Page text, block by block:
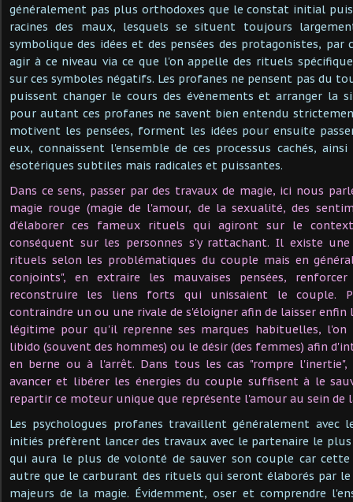
généralement pas plus orthodoxes que le constat initial
racines des maux, lesquels se situent toujours
symbolique des idées et des pensées des protagonistes,
agir à ce niveau via ce que l'on appelle des rituels
sur ces symboles négatifs. Les profanes ne pensent pas du
puissent changer le cours des évènements et arranger la
pour autant ces profanes ne savent bien entendu
motivent les pensées, forment les idées pour ensuite
eux, connaissent l'ensemble de ces processus cachés,
ésotériques subtiles mais radicales et puissantes.
Dans ce sens, passer par des travaux de magie, ici nous
magie rouge (magie de l'amour, de la sexualité, des
d'élaborer ces fameux rituels qui agiront sur le
conséquent sur les personnes s'y rattachant. Il existe
rituels selon les problématiques du couple mais en
conjoints", en extraire les mauvaises pensées,
reconstruire les liens forts qui unissaient le couple.
contraindre un ou une rivale de s'éloigner afin de laisser
légitime pour qu'il reprenne ses marques habituelles,
libido (souvent des hommes) ou le désir (des femmes) afin
en berne ou à l'arrêt. Dans tous les cas "rompre
avancer et libérer les énergies du couple suffisent à le
repartir ce moteur unique que représente l'amour au sein de
Les psychologues profanes travaillent généralement avec
initiés préfèrent lancer des travaux avec le partenaire le
qui aura le plus de volonté de sauver son couple car
autre que le carburant des rituels qui seront élaborés par
majeurs de la magie. Évidemment, oser et comprendre